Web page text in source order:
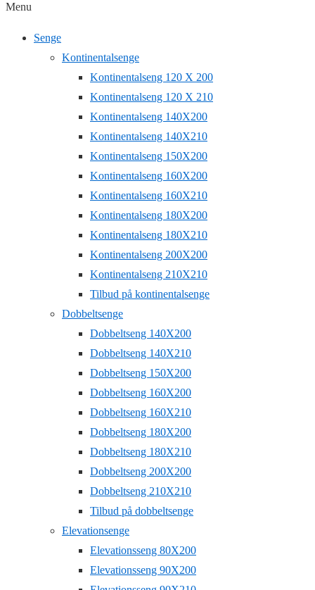
Menu
Senge
Kontinentalsenge
Kontinentalseng 120 X 200
Kontinentalseng 120 X 210
Kontinentalseng 140X200
Kontinentalseng 140X210
Kontinentalseng 150X200
Kontinentalseng 160X200
Kontinentalseng 160X210
Kontinentalseng 180X200
Kontinentalseng 180X210
Kontinentalseng 200X200
Kontinentalseng 210X210
Tilbud på kontinentalsenge
Dobbeltsenge
Dobbeltseng 140X200
Dobbeltseng 140X210
Dobbeltseng 150X200
Dobbeltseng 160X200
Dobbeltseng 160X210
Dobbeltseng 180X200
Dobbeltseng 180X210
Dobbeltseng 200X200
Dobbeltseng 210X210
Tilbud på dobbeltsenge
Elevationsenge
Elevationsseng 80X200
Elevationsseng 90X200